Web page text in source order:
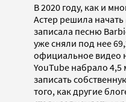
В 2020 году, как и
Астер решила
записала песню
уже сняли под нее
официальное видео
YouTube набрало
записать
того, как другие